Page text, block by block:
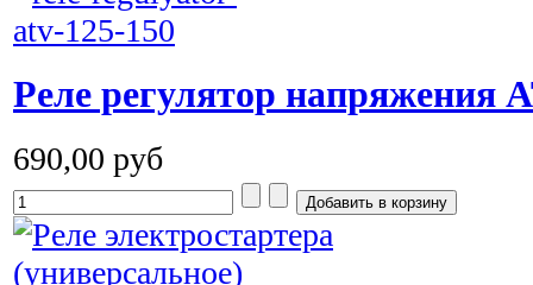
Реле регулятор напряжения
690,00 руб